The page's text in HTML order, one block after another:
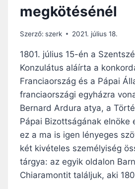
megkötésénél
Szerző: szerk 2021. július 18.
1801. július 15-én a
Konzulátus aláírta a
Franciaország és a Pápai
franciaországi egyházra
Bernard Ardura atya, a
Pápai Bizottságának elnöke
ez a ma is igen lényeges
két kivételes személyiség
tárgya: az egyik oldalon
Chiaramontit találjuk, aki